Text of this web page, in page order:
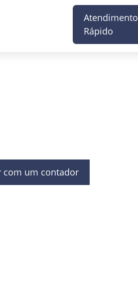
Atendimento
Rápido
com um contador